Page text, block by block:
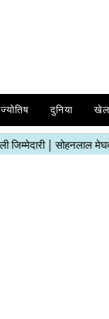
ज्योतिष दुनिया खेल